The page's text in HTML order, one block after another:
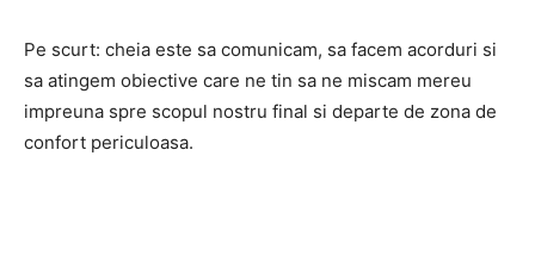
Pe scurt: cheia este sa comunicam, sa facem acorduri si
sa atingem obiective care ne tin sa ne miscam mereu
impreuna spre scopul nostru final si departe de zona de
confort periculoasa.